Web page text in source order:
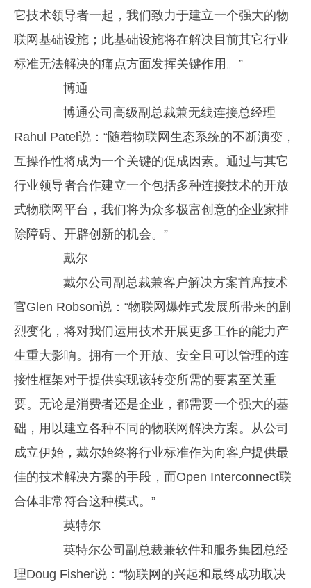
它技术领导者一起，我们致力于建立一个强大的物
联网基础设施；此基础设施将在解决目前其它行业
标准无法解决的痛点方面发挥关键作用。”
博通
博通公司高级副总裁兼无线连接总经理
Rahul Patel说：“随着物联网生态系统的不断演变，
互操作性将成为一个关键的促成因素。通过与其它
行业领导者合作建立一个包括多种连接技术的开放
式物联网平台，我们将为众多极富创意的企业家排
除障碍、开辟创新的机会。”
戴尔
戴尔公司副总裁兼客户解决方案首席技术
官Glen Robson说：“物联网爆炸式发展所带来的剧
烈变化，将对我们运用技术开展更多工作的能力产
生重大影响。拥有一个开放、安全且可以管理的连
接性框架对于提供实现该转变所需的要素至关重
要。无论是消费者还是企业，都需要一个强大的基
础，用以建立各种不同的物联网解决方案。从公司
成立伊始，戴尔始终将行业标准作为向客户提供最
佳的技术解决方案的手段，而Open Interconnect联
合体非常符合这种模式。”
英特尔
英特尔公司副总裁兼软件和服务集团总经
理Doug Fisher说：“物联网的兴起和最终成功取决